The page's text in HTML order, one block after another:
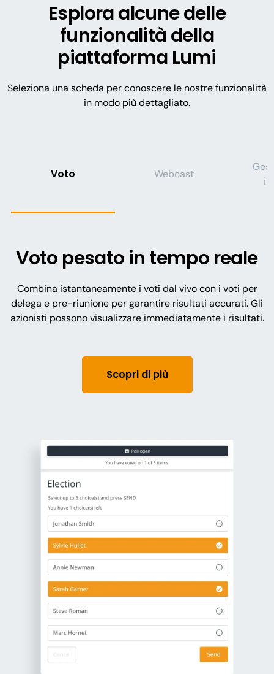
Esplora alcune delle
funzionalità della
piattaforma Lumi
Seleziona una scheda per conoscere le nostre funzionalità
in modo più dettagliato.
Voto Webcast
Voto pesato in tempo reale
Combina istantaneamente i voti dal vivo con i voti per
delega e pre-riunione per garantire risultati accurati. Gli
azionisti possono visualizzare immediatamente i risultati.
Scopri di più